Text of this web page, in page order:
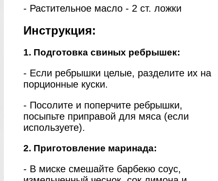
- Растительное масло - 2 ст. ложки
Инструкция:
1. Подготовка свиных ребрышек:
- Если ребрышки целые, разделите их на
порционные куски.
- Посолите и поперчите ребрышки,
посыпьте приправой для мяса (если
используете).
2. Приготовление маринада:
- В миске смешайте барбекю соус,